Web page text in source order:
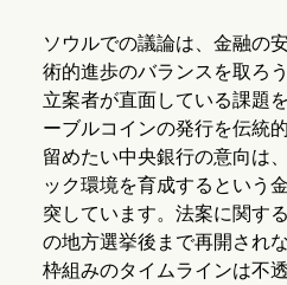
ソウルでの議論は、金融の
術的進歩のバランスを取ろ
立案者が直面している課題
ーブルコインの発行を伝統
留めたい中央銀行の意向は
ック環境を育成するという
突しています。法案に関す
の地方選挙後まで再開され
枠組みのタイムラインは不